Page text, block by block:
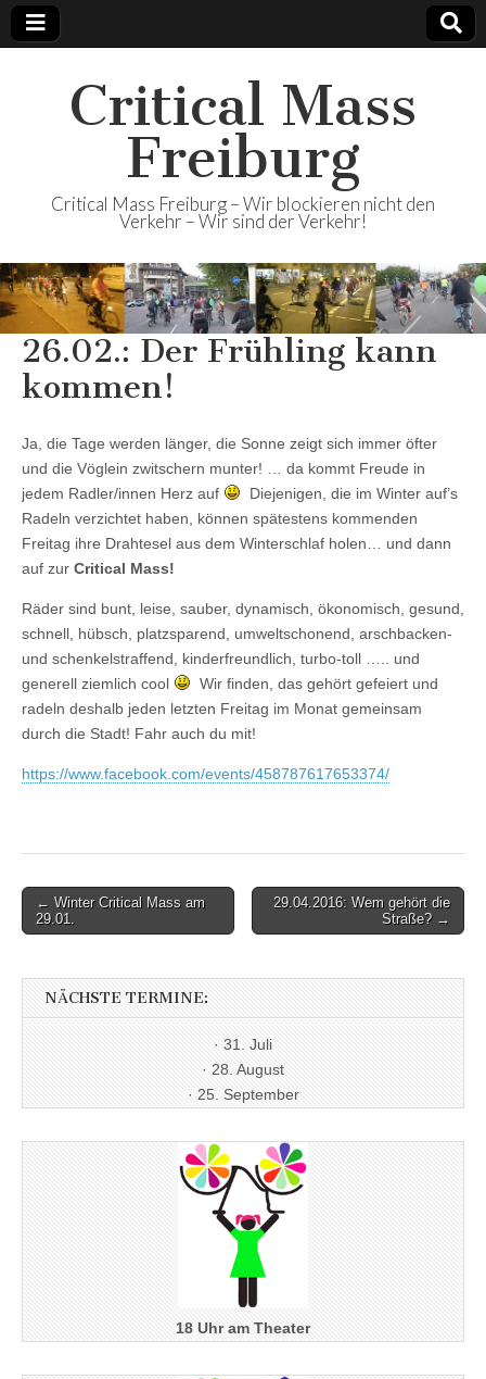
Critical Mass
Freiburg
Critical Mass Freiburg – Wir blockieren nicht den
Verkehr – Wir sind der Verkehr!
26.02.: Der Frühling kann
kommen!
Ja, die Tage werden länger, die Sonne zeigt sich immer öfter
und die Vöglein zwitschern munter! … da kommt Freude in
jedem Radler/innen Herz auf
Diejenigen, die im Winter auf’s
Radeln verzichtet haben, können spätestens kommenden
Freitag ihre Drahtesel aus dem Winterschlaf holen… und dann
auf zur Critical Mass!
Räder sind bunt, leise, sauber, dynamisch, ökonomisch, gesund,
schnell, hübsch, platzsparend, umweltschonend, arschbacken-
und schenkelstraffend, kinderfreundlich, turbo-toll ….. und
generell ziemlich cool
Wir finden, das gehört gefeiert und
radeln deshalb jeden letzten Freitag im Monat gemeinsam
durch die Stadt! Fahr auch du mit!
https://www.facebook.com/events/458787617653374/
Post
navigation
← Winter Critical Mass am
29.01.
29.04.2016: Wem gehört die
Straße? →
NÄCHSTE TERMINE:
· 31. Juli
· 28. August
· 25. September
18 Uhr am Theater